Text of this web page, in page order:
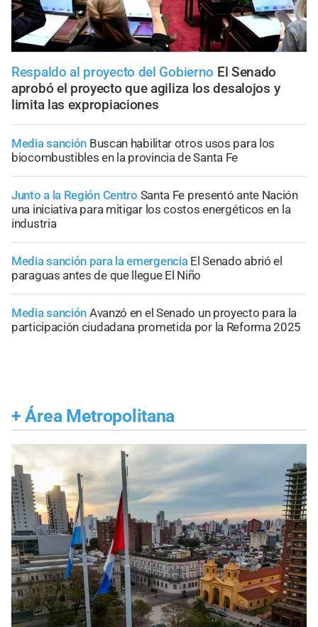
Respaldo al proyecto del Gobierno El Senado
aprobó el proyecto que agiliza los desalojos y
limita las expropiaciones
Media sanción Buscan habilitar otros usos para los
biocombustibles en la provincia de Santa Fe
Junto a la Región Centro Santa Fe presentó ante Nación
una iniciativa para mitigar los costos energéticos en la
industria
Media sanción para la emergencia El Senado abrió el
paraguas antes de que llegue El Niño
Media sanción Avanzó en el Senado un proyecto para la
participación ciudadana prometida por la Reforma 2025
+ Área Metropolitana